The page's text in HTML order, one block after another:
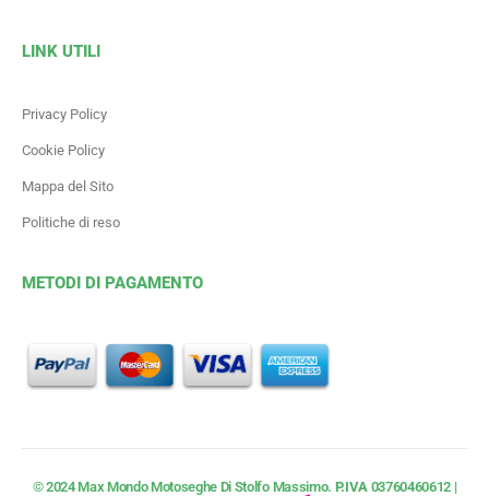
LINK UTILI
Privacy Policy
Cookie Policy
Mappa del Sito
Politiche di reso
METODI DI PAGAMENTO
© 2024 Max Mondo Motoseghe Di Stolfo Massimo. P.IVA03760460612 |